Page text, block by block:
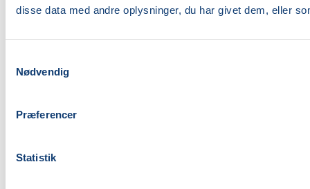
disse data med andre oplysninger, du har givet dem, eller
Nødvendig
Præferencer
Statistik